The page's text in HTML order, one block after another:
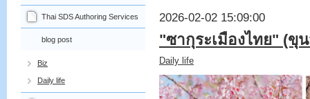
2026-02-02 15:09:00
"ซากุระเมืองไทย" (ขุ
Daily life
Thai SDS Authoring Services
blog post
Biz
Daily life